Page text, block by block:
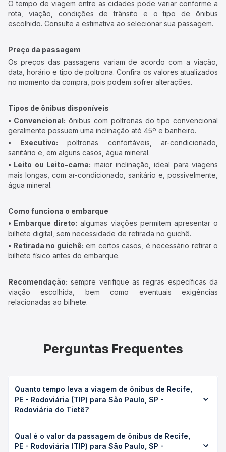
O tempo de viagem entre as cidades pode variar conforme a
rota, viação, condições de trânsito e o tipo de ônibus
escolhido. Consulte a estimativa ao selecionar sua passagem.
Preço da passagem
Os preços das passagens variam de acordo com a viação,
data, horário e tipo de poltrona. Confira os valores atualizados
no momento da compra, pois podem sofrer alterações.
Tipos de ônibus disponíveis
• Convencional: ônibus com poltronas do tipo convencional
geralmente possuem uma inclinação até 45º e banheiro.
• Executivo: poltronas confortáveis, ar-condicionado,
sanitário e, em alguns casos, água mineral.
• Leito ou Leito-cama: maior inclinação, ideal para viagens
mais longas, com ar-condicionado, sanitário e, possivelmente,
água mineral.
Como funciona o embarque
• Embarque direto: algumas viações permitem apresentar o
bilhete digital, sem necessidade de retirada no guichê.
• Retirada no guichê: em certos casos, é necessário retirar o
bilhete físico antes do embarque.
Recomendação: sempre verifique as regras específicas da
viação escolhida, bem como eventuais exigências
relacionadas ao bilhete.
Perguntas Frequentes
Quanto tempo leva a viagem de ônibus de Recife,
PE - Rodoviária (TIP) para São Paulo, SP -
Rodoviária do Tietê?
São Paulo, SP - Rodoviária do Tietê leva em média 66h
9min, podendo variar conforme a viação, o tipo de
Qual é o valor da passagem de ônibus de Recife,
PE - Rodoviária (TIP) para São Paulo, SP -